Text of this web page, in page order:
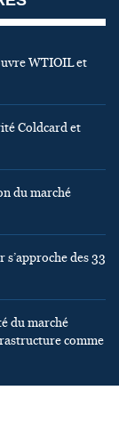
WTIOIL et
Coldcard et
du marché
des 33
du marché
comme